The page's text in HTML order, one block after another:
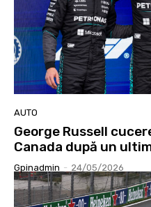
AUTO
George Russell
Canada după un
Gpinadmin - 24/05/2026